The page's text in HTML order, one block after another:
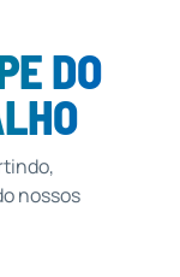
DO
nossos